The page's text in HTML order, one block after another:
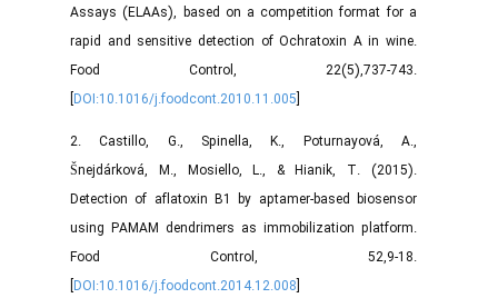
Assays (ELAAs), based on a competition format for a
rapid and sensitive detection of Ochratoxin A in wine.
Food Control, 22(5),737-743.
[DOI:10.1016/j.foodcont.2010.11.005
2. Castillo, G., Spinella, K., Poturnayová, A.,
Šnejdárková, M., Mosiello, L., & Hianik, T. (2015).
Detection of aflatoxin B1 by aptamer-based biosensor
using PAMAM dendrimers as immobilization platform.
Food Control, 52,9-18.
[DOI:10.1016/j.foodcont.2014.12.008